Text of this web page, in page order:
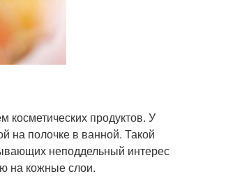
продуктов. У
на полочке в ванной. Такой
неподдельный интерес
на кожные слои.